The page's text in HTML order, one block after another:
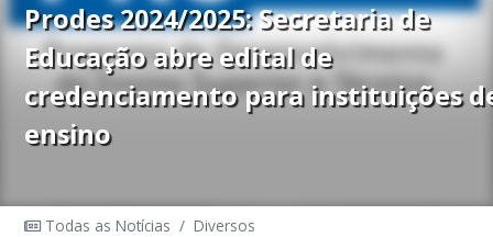
Prodes 2024/2025: Secretaria de
Educação abre edital de
credenciamento para instituições
ensino
Todas as Notícias / Diversos